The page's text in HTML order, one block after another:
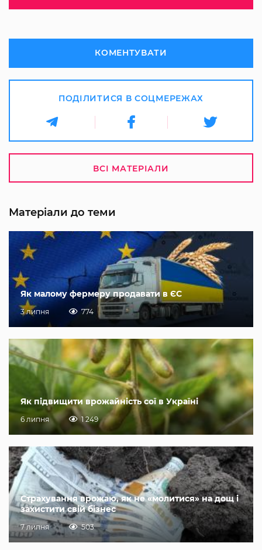
КОМЕНТУВАТИ
ПОДІЛИТИСЯ В СОЦМЕРЕЖАХ
ВСІ МАТЕРІАЛИ
Матеріали до теми
Як малому фермеру продавати в ЄС
3 липня 774
Як підвищити врожайність сої в Україні
6 липня 1 249
Страхування врожаю, як не «молитися» на дощ і
захистити свій бізнес
7 липня 503